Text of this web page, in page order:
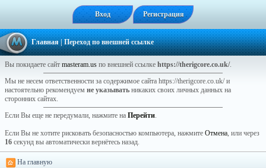
Вход Регистрация
Главная| Переход по внешней ссылке
Вы покидаете сайт masteram.us по внешней ссылке https://therigcore.co.uk/.
Мы не несем ответственности за содержимое сайта https://therigcore.co.uk/ и
настоятельно рекомендуем не указывать никаких своих личных данных на
сторонних сайтах.
Если Вы еще не передумали, нажмите на Перейти.
Если Вы не хотите рисковать безопасностью компьютера, нажмите Отмена, или через
16 секунд вы автоматически вернётесь назад.
На главную